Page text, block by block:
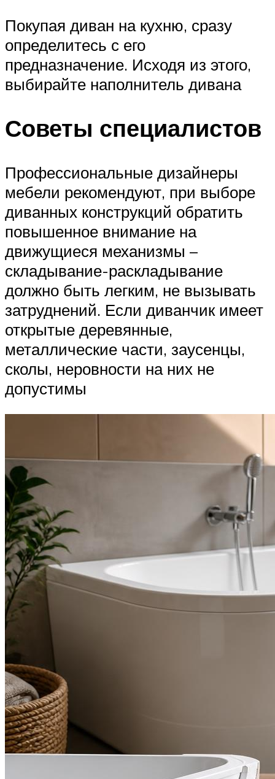
Покупая диван на кухню, сразу
определитесь с его
предназначение. Исходя из этого,
выбирайте наполнитель дивана
Советы специалистов
Профессиональные дизайнеры
мебели рекомендуют, при выборе
диванных конструкций обратить
повышенное внимание на
движущиеся механизмы –
складывание-раскладывание
должно быть легким, не вызывать
затруднений. Если диванчик имеет
открытые деревянные,
металлические части, заусенцы,
сколы, неровности на них не
допустимы